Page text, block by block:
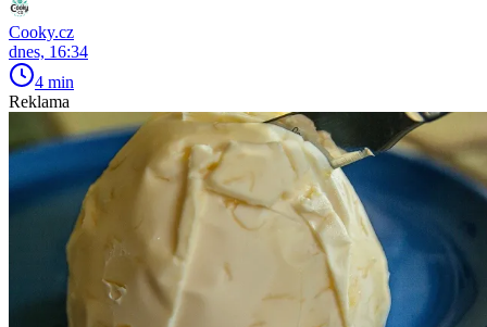
Cooky.cz
dnes, 16:34
4 min
Reklama